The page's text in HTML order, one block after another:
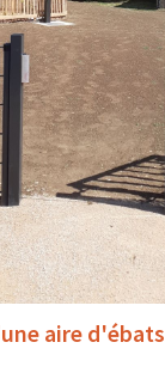
aire d'ébats